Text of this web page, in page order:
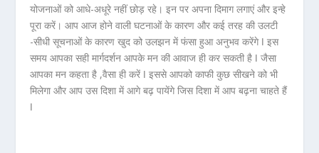
योजनाओं को आधे-अधूरे नहीं छोड़ रहे। इन पर अपना दिमाग लगाएं और इन्हे
पूरा करें। आप आज होने वाली घटनाओं के कारण और कई तरह की उलटी
-सीधी सूचनाओं के कारण खुद को उलझन में फंसा हुआ अनुभव करेंगे ǀ इस
समय आपका सही मार्गदर्शन आपके मन की आवाज ही कर सकती है ǀ जैसा
आपका मन कहता है ,वैसा ही करें ǀ इससे आपको काफी कुछ सीखने को भी
मिलेगा और आप उस दिशा में आगे बढ़ पायेंगे जिस दिशा में आप बढ़ना चाहते हैं
ǀ